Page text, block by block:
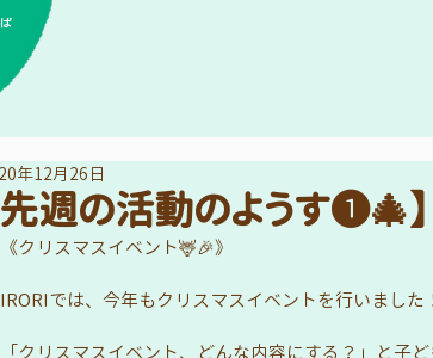
先週の活動のようす❶🎄】
年12月26日
《クリスマスイベント🦌🎉》
IRORIでは、今年もクリスマスイベントを行いました
「クリスマスイベント、どんな内容にする？」と子ど